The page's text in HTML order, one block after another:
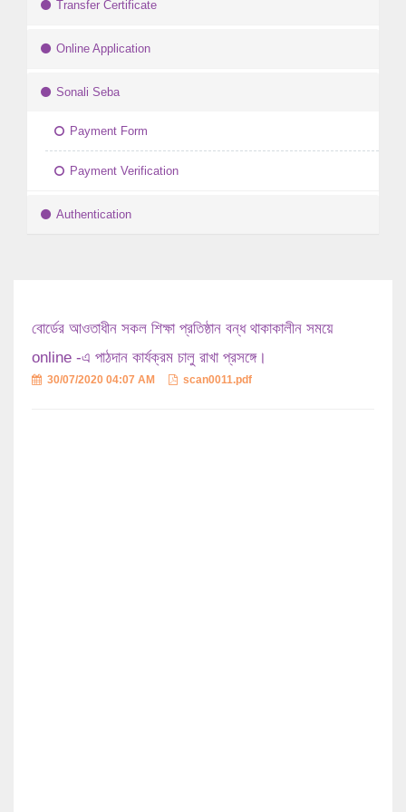
Transfer Certificate
Online Application
Sonali Seba
Payment Form
Payment Verification
Authentication
বোর্ডের আওতাধীন সকল শিক্ষা প্রতিষ্ঠান বন্ধ থাকাকালীন সময়ে
online -এ পাঠদান কার্যক্রম চালু রাখা প্রসঙ্গে।
30/07/2020 04:07 AM scan0011.pdf